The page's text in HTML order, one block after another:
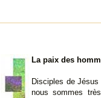
La paix des
Disciples de
nous sommes